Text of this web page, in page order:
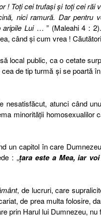
! Toţi cei trufaşi şi toţi cei
nici ramură. Dar pentru
Lui… ” (Maleahi 4 :
când şi cum vrea !
local public, ca o cetate
de tip turmă şi se poartă
nesatisfăcut, atunci când
minorităţii homosexualilor
un capitol în care
: „ţara este a Mea, iar
, de lucruri, care
de prea multa folosire,
prin Harul lui Dumnezeu,